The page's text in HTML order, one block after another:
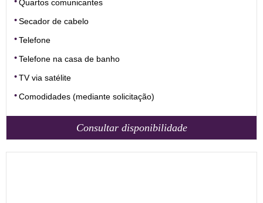
Quartos comunicantes
Secador de cabelo
Telefone
Telefone na casa de banho
TV via satélite
Comodidades (mediante solicitação)
Consultar disponibilidade